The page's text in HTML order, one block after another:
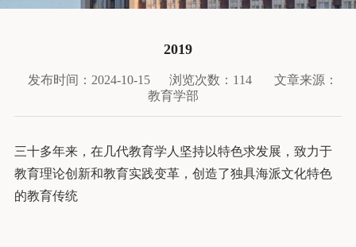
2019
发布时间：2024-10-15 浏览次数： 114
文章来源：
教育学部
三十多年来，在几代教育学人坚持以特色求发展，致力于
教育理论创新和教育实践变革，创造了独具海派文化特色
的教育传统